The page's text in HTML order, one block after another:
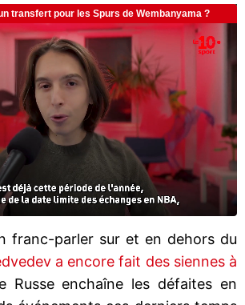
franc-parler sur et en dehors du
a encore fait des siennes à
Russe enchaîne les défaites en